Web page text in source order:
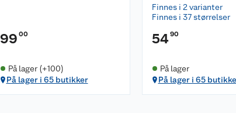
99 00
På lager (+100)
På lager i 65 butikker
Finnes i 2 varianter
Finnes i 37 størrelser
5490
På lager
På lager i 65